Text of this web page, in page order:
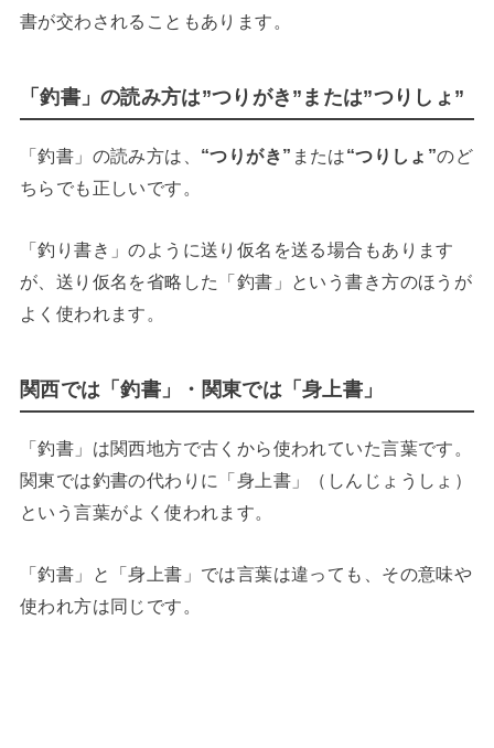
書が交わされることもあります。
「釣書」の読み方は”つりがき”または”つりしょ”
「釣書」の読み方は、 “つりがき” または“つりしょ”のど
ちらでも正しいです。
「釣り書き」のように送り仮名を送る場合もあります
が、送り仮名を省略した「釣書」という書き方のほうが
よく使われます。
関西では「釣書」・関東では「身上書」
「釣書」は関西地方で古くから使われていた言葉です。
関東では釣書の代わりに「身上書」（しんじょうしょ）
という言葉がよく使われます。
「釣書」と「身上書」では言葉は違っても、その意味や
使われ方は同じです。